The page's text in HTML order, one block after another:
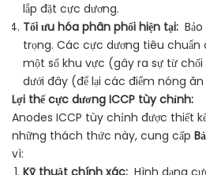
lắp đặt cực dương.
Tối ưu hóa phân phối hiện tại:
trọng. Các cực dương tiêu chuẩn
một số khu vực (gây ra sự từ chối
dưới đây (để lại các điểm nóng
Lợi thế cực dương ICCP tùy chỉnh:
Anodes ICCP tùy chỉnh được thiết
những thách thức này, cung cấp
vì: